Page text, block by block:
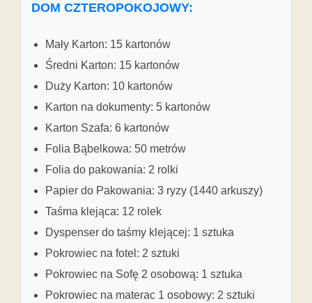
DOM CZTEROPOKOJOWY:
Mały Karton: 15 kartonów
Średni Karton: 15 kartonów
Duży Karton: 10 kartonów
Karton na dokumenty: 5 kartonów
Karton Szafa: 6 kartonów
Folia Bąbelkowa: 50 metrów
Folia do pakowania: 2 rolki
Papier do Pakowania: 3 ryzy (1440 arkuszy)
Taśma klejąca: 12 rolek
Dyspenser do taśmy klejącej: 1 sztuka
Pokrowiec na fotel: 2 sztuki
Pokrowiec na Sofę 2 osobową: 1 sztuka
Pokrowiec na materac 1 osobowy: 2 sztuki